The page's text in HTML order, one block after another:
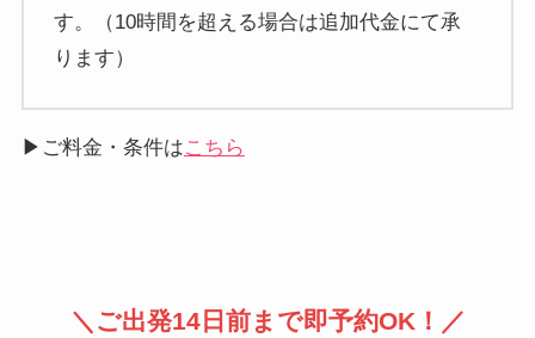
す。（10時間を超える場合は追加代金にて承
ります）
▶ご料金・条件はこちら
＼ご出発14日前まで即予約OK！／